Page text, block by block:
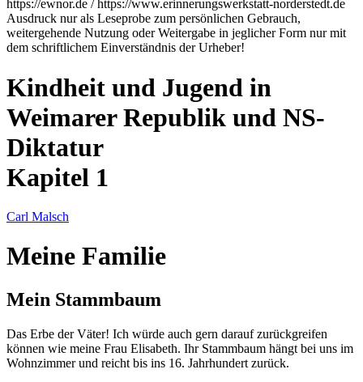
https://ewnor.de / https://www.erinnerungswerkstatt-norderstedt.de
Ausdruck nur als Leseprobe zum persönlichen Gebrauch,
weitergehende Nutzung oder Weitergabe in jeglicher Form nur mit
dem schriftlichem Einverständnis der Urheber!
Kindheit und Jugend in
Weimarer Republik und NS-
Diktatur
Kapitel 1
Carl Malsch
Meine Familie
Mein Stammbaum
Das Erbe der Väter! Ich würde auch gern darauf zurückgreifen
können wie meine Frau Elisabeth. Ihr Stammbaum hängt bei uns im
Wohnzimmer und reicht bis ins 16. Jahrhundert zurück.